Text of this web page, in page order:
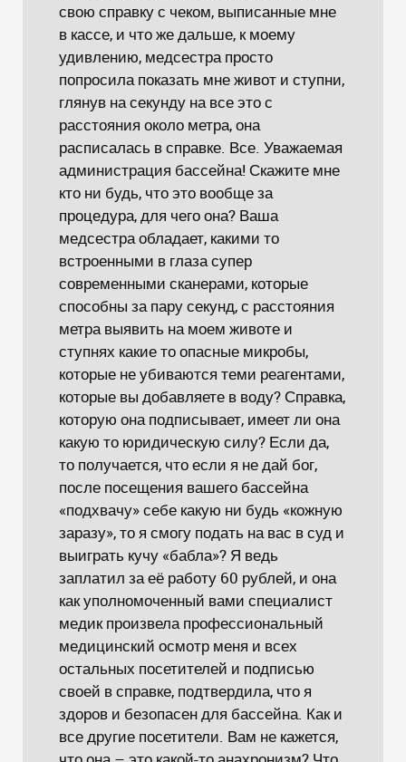
свою справку с чеком, выписанные мне
в кассе, и что же дальше, к моему
удивлению, медсестра просто
попросила показать мне живот и ступни,
глянув на секунду на все это с
расстояния около метра, она
расписалась в справке. Все. Уважаемая
администрация бассейна! Скажите мне
кто ни будь, что это вообще за
процедура, для чего она? Ваша
медсестра обладает, какими то
встроенными в глаза супер
современными сканерами, которые
способны за пару секунд, с расстояния
метра выявить на моем животе и
ступнях какие то опасные микробы,
которые не убиваются теми реагентами,
которые вы добавляете в воду? Справка,
которую она подписывает, имеет ли она
какую то юридическую силу? Если да,
то получается, что если я не дай бог,
после посещения вашего бассейна
«подхвачу» себе какую ни будь «кожную
заразу», то я смогу подать на вас в суд и
выиграть кучу «бабла»? Я ведь
заплатил за её работу 60 рублей, и она
как уполномоченный вами специалист
медик произвела профессиональный
медицинский осмотр меня и всех
остальных посетителей и подписью
своей в справке, подтвердила, что я
здоров и безопасен для бассейна. Как и
все другие посетители. Вам не кажется,